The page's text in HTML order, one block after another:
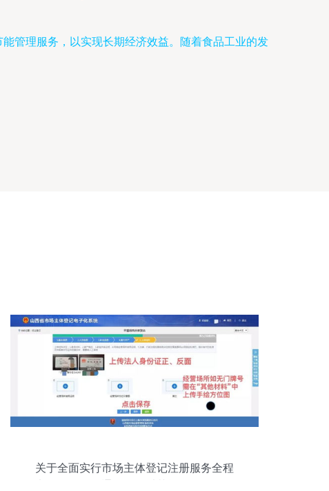
管理服务，以实现长期经济效益。随着食品工业的发
关于全面实行市场主体登记注册服务全程